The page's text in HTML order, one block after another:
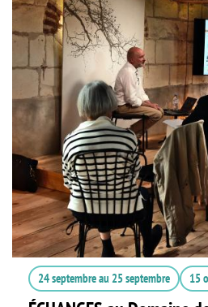
24 septembreau 25 septembre 15